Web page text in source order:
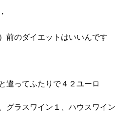
前のダイエットはいいんです
違ってふたりで４２ユーロ
グラスワイン１、ハウスワイン